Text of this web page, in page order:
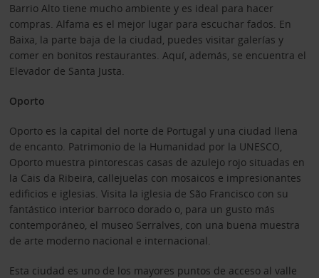
Barrio Alto tiene mucho ambiente y es ideal para hacer
compras. Alfama es el mejor lugar para escuchar fados. En
Baixa, la parte baja de la ciudad, puedes visitar galerías y
comer en bonitos restaurantes. Aquí, además, se encuentra el
Elevador de Santa Justa.
Oporto
Oporto es la capital del norte de Portugal y una ciudad llena
de encanto. Patrimonio de la Humanidad por la UNESCO,
Oporto muestra pintorescas casas de azulejo rojo situadas en
la Cais da Ribeira, callejuelas con mosaicos e impresionantes
edificios e iglesias. Visita la iglesia de São Francisco con su
fantástico interior barroco dorado o, para un gusto más
contemporáneo, el museo Serralves, con una buena muestra
de arte moderno nacional e internacional.
Esta ciudad es uno de los mayores puntos de acceso al valle